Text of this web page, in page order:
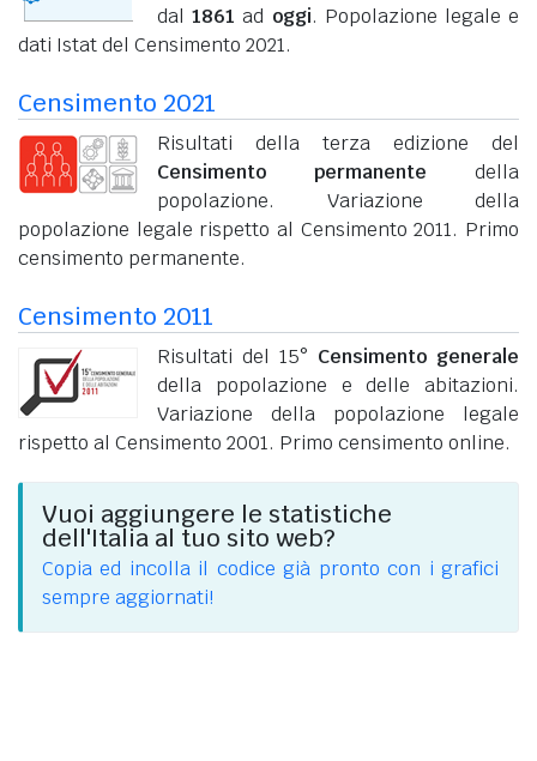
dal1861 ad oggi. Popolazione legale e
dati Istat del Censimento 2021.
Censimento 2021
Risultati della terza edizione del
Censimento permanente della
popolazione. Variazione della
popolazione legale rispetto al Censimento 2011. Primo
censimento permanente.
Censimento 2011
Risultati del 15° Censimento generale
della popolazione e delle abitazioni.
Variazione della popolazione legale
rispetto al Censimento 2001. Primo censimento online.
Vuoi aggiungere le statistiche
dell'Italia al tuo sito web?
Copia ed incolla il codice già pronto con i grafici
sempre aggiornati!